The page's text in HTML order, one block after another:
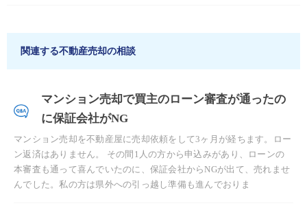
関連する不動産売却の相談
マンション売却で買主のローン審査が通ったの
に保証会社がNG
マンション売却を不動産屋に売却依頼をして3ヶ月が経ちます。ロー
ン返済はありません。 その間1人の方から申込みがあり、ローンの
本審査も通って喜んでいたのに、保証会社からNGが出て、売れませ
んでした。私の方は県外への引っ越し準備も進んでおりま